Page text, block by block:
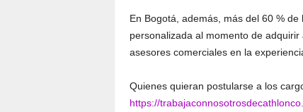
En Bogotá, además, más del 60 %
personalizada al momento de
asesores comerciales en la
Quienes quieran postularse a los
https://